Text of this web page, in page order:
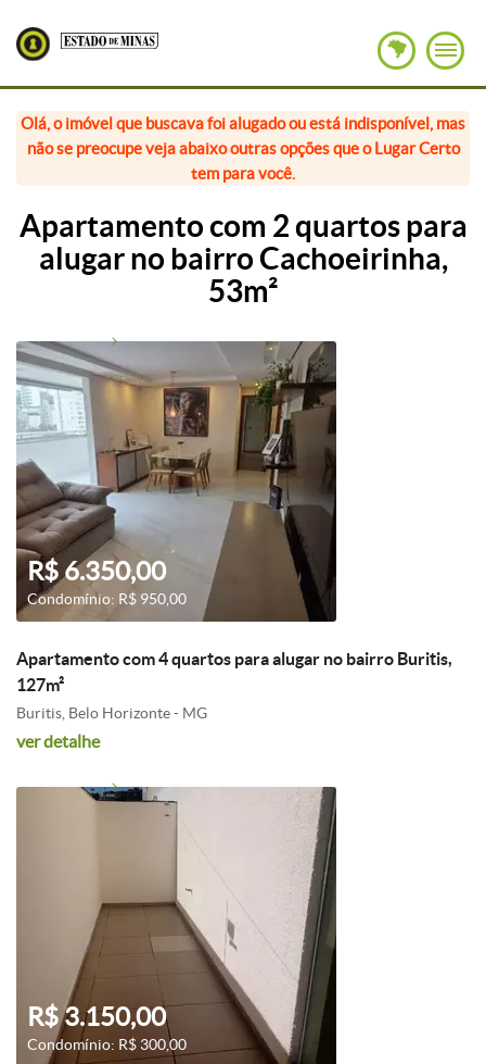
Olá, o imóvel que buscava foi alugado ou está indisponível, mas
não se preocupe veja abaixo outras opções que o Lugar Certo
tem para você.
Apartamento com 2 quartos para
alugar no bairro Cachoeirinha,
53m²
R$ 6.350,00
Condomínio: R$ 950,00
Apartamento com 4 quartos para alugar no bairro Buritis,
127m²
Buritis, Belo Horizonte - MG
ver detalhe
R$ 3.150,00
Condomínio: R$ 300,00